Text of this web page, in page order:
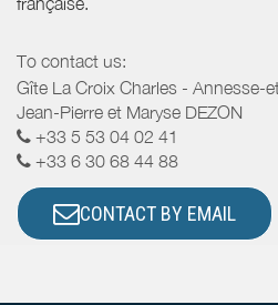
To contact us:
Gîte La Croix Charles - Annesse-
Jean-Pierre et Maryse DEZON
+33 5 53 04 02 41
+33 6 30 68 44 88
CONTACT BY EMAIL